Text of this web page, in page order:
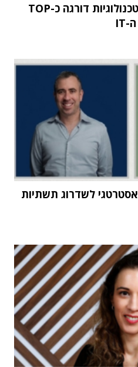
מחקר STKI השנתי: וואן טכנולוגיות דורגה כ-TOP
וואן הובילה פרויקט SAP אסטרטגי לשדרוג תשתיות